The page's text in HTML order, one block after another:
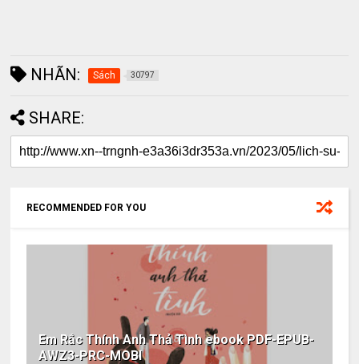
NHÃN: Sách 30797
SHARE:
RECOMMENDED FOR YOU
Em Rắc Thính Anh Thả Tình ebook PDF-EPUB-
AWZ3-PRC-MOBI